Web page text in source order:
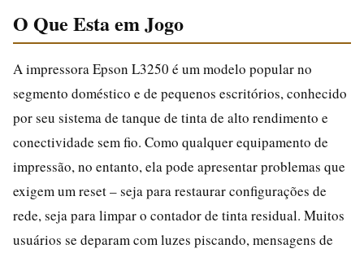
O Que Esta em Jogo
A impressora Epson L3250 é um modelo popular no
segmento doméstico e de pequenos escritórios, conhecido
por seu sistema de tanque de tinta de alto rendimento e
conectividade sem fio. Como qualquer equipamento de
impressão, no entanto, ela pode apresentar problemas que
exigem um reset – seja para restaurar configurações de
rede, seja para limpar o contador de tinta residual. Muitos
usuários se deparam com luzes piscando, mensagens de